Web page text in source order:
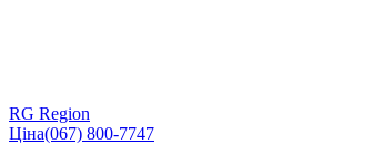
RG Region
Ціна(067) 800-7747